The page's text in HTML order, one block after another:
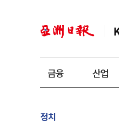
금융 산업
정치